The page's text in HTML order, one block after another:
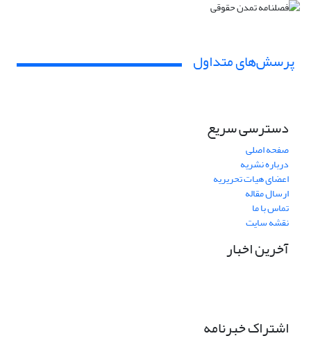
پرسش‌های متداول
دسترسی سریع
صفحه اصلی
درباره نشریه
اعضای هیات تحریریه
ارسال مقاله
تماس با ما
نقشه سایت
آخرین اخبار
اشتراک خبرنامه